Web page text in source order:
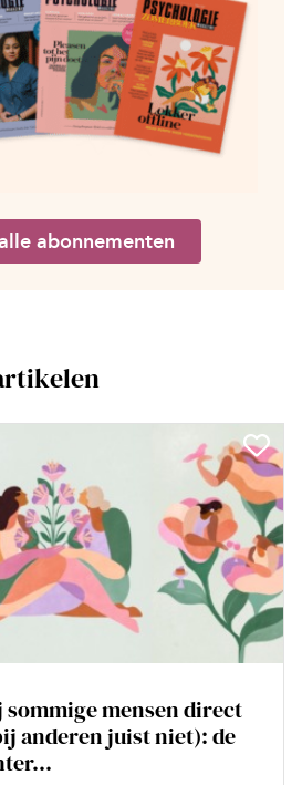
abonnementen
sommige mensen direct
anderen juist niet): de